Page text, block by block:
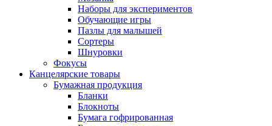
Наборы для экспериментов
Обучающие игры
Пазлы для малышей
Сортеры
Шнуровки
Фокусы
Канцелярские товары
Бумажная продукция
Бланки
Блокноты
Бумага гофрированная